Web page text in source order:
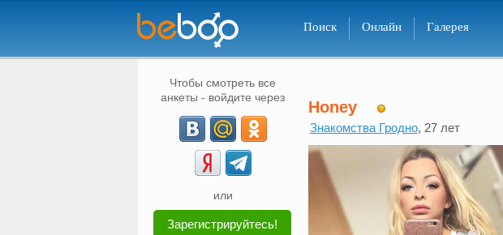
Поиск Онлайн Галерея
Чтобы смотреть все
анкеты - войдите через
или
Зарегистрируйтесь!
Honey
Знакомства Гродно, 27 лет